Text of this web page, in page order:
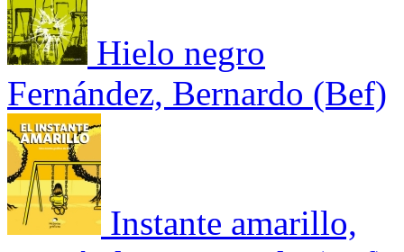
Hielo negro
Fernández, Bernardo (Bef)
Instante amarillo,